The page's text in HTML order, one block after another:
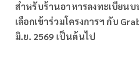
สำหรับร้านอาหารลงทะเบียนบ
เลือกเข้าร่วมโครงการฯ กับ
มิ.ย. 2569 เป็นต้นไป